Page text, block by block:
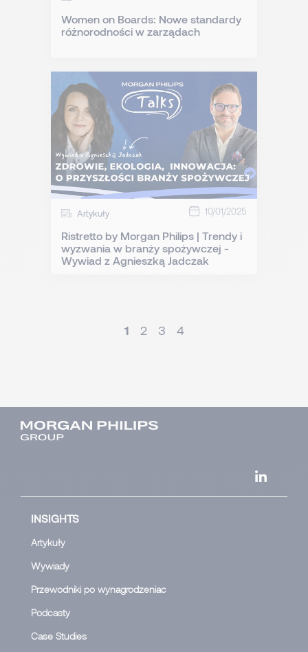
Women on Boards: Nowe standardy
różnorodności w zarządach
Artykuły 10/01/2025
Ristretto by Morgan Philips | Trendy i
wyzwania w branży spożywczej -
Wywiad z Agnieszką Jadczak
1 2 3 4
INSIGHTS
Artykuły
Wywiady
Przewodniki po wynagrodzeniac
Podcasty
Case Studies